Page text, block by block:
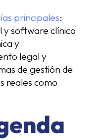
principales:
y software clínico
y
legal y
de gestión de
reales como